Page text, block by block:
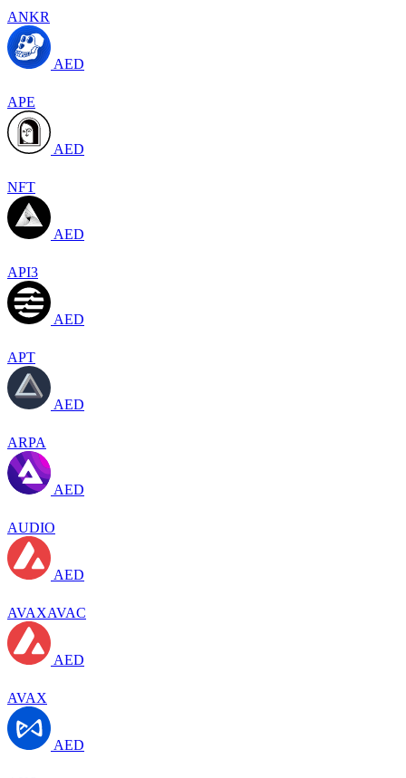
ANKR
AED
APE
AED
NFT
AED
API3
AED
APT
AED
ARPA
AED
AUDIO
AED
AVAXAVAC
AED
AVAX
AED